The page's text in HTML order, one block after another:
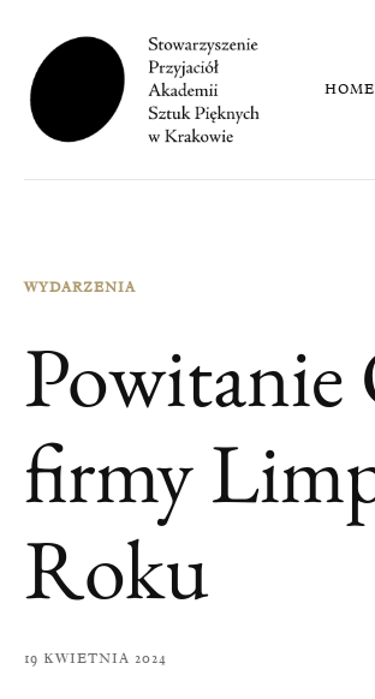
HOME
WYDARZENIA
Powitanie
firmy
Roku
19 KWIETNIA 2024